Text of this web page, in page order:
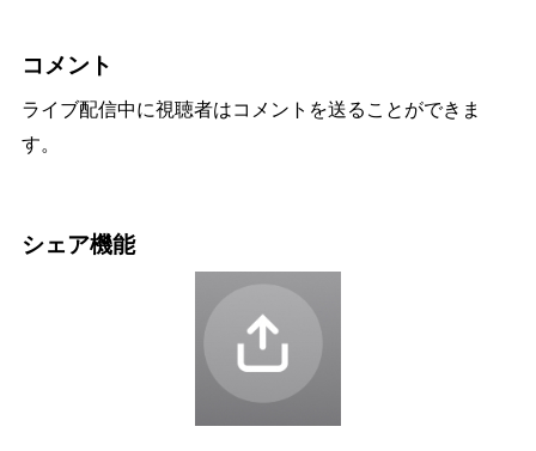
コメント
ライブ配信中に視聴者はコメントを送ることができま
す。
シェア機能